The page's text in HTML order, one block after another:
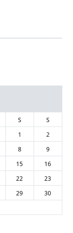
S
S
1
2
8
9
15
16
22
23
29
30